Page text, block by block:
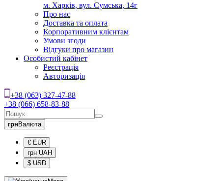
м. Харків, вул. Сумська, 14г
Про нас
Доставка та оплата
Корпоративним клієнтам
Умови згоди
Відгуки про магазин
Особистий кабінет
Реєстрація
Авторизація
+38 (063) 327-47-88
+38 (066) 658-83-88
грнВалюта
€ EUR
грн UAH
$ USD